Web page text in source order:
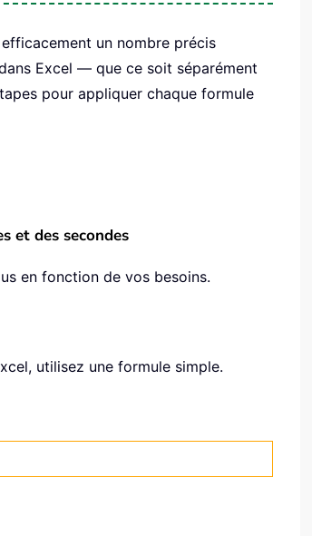
un nombre précis
Excel — que ce soit séparément
pour appliquer chaque formule
et des secondes
en fonction de vos besoins.
utilisez une formule simple.